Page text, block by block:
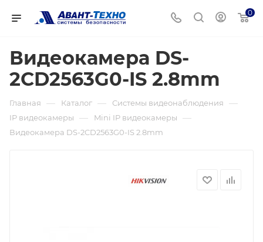
0
Видеокамера DS-
2CD2563G0-IS 2.8mm
Главная — Каталог — Системы видеонаблюдения —
IP видеокамеры — Mini IP видеокамеры —
Видеокамера DS-2CD2563G0-IS 2.8mm